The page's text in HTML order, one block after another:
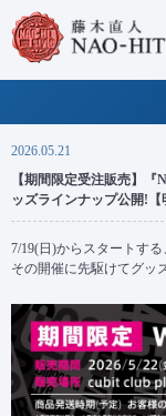
2026.05.21
【期間限定受注販売】
ッズラインナップ公開!【
7/19(日)からスタートす
その開催に先駆けてグッ